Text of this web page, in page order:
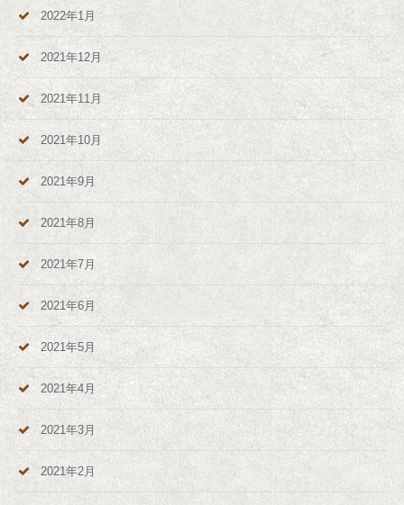
2022年1月
2021年12月
2021年11月
2021年10月
2021年9月
2021年8月
2021年7月
2021年6月
2021年5月
2021年4月
2021年3月
2021年2月